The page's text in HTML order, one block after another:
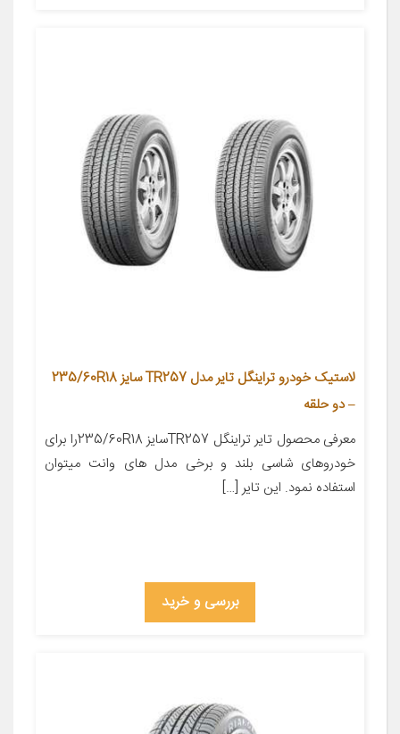
لاستیک خودرو تراینگل تایر مدل TR257 سایز 235/60R18
– دو حلقه
معرفی محصول تایر تراینگل TR257سایز 235/60R18را برای
خودروهای شاسی بلند و برخی مدل های وانت میتوان
استفاده نمود. این تایر […]
بررسی و خرید